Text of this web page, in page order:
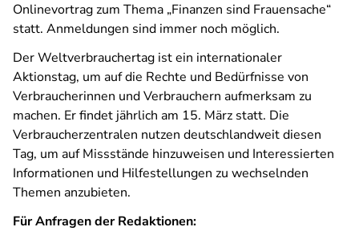
Onlinevortrag zum Thema „Finanzen sind Frauensache“
statt. Anmeldungen sind immer noch möglich.
Der Weltverbrauchertag ist ein internationaler
Aktionstag, um auf die Rechte und Bedürfnisse von
Verbraucherinnen und Verbrauchern aufmerksam zu
machen. Er findet jährlich am 15. März statt. Die
Verbraucherzentralen nutzen deutschlandweit diesen
Tag, um auf Missstände hinzuweisen und Interessierten
Informationen und Hilfestellungen zu wechselnden
Themen anzubieten.
Für Anfragen der Redaktionen: